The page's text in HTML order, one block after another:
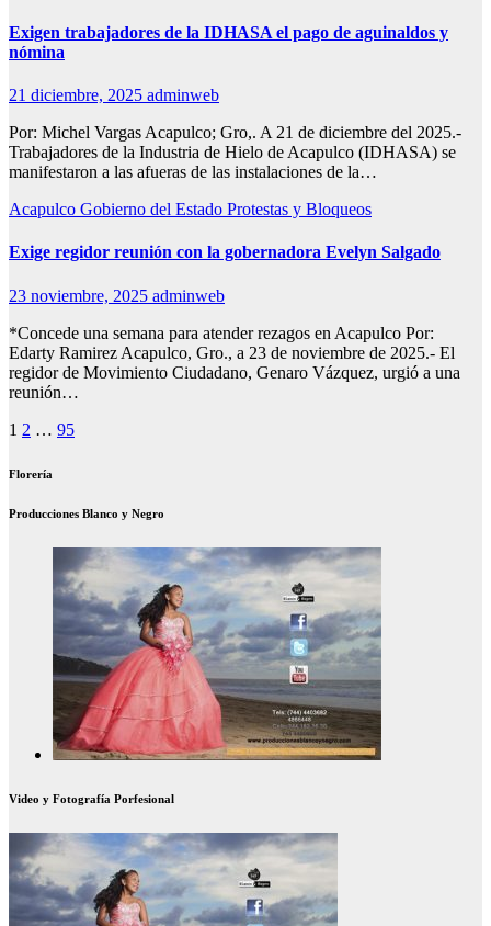
Exigen trabajadores de la IDHASA el pago de aguinaldos y
nómina
21 diciembre, 2025 adminweb
Por: Michel Vargas Acapulco; Gro,. A 21 de diciembre del 2025.-
Trabajadores de la Industria de Hielo de Acapulco (IDHASA) se
manifestaron a las afueras de las instalaciones de la…
Acapulco Gobierno del Estado Protestas y Bloqueos
Exige regidor reunión con la gobernadora Evelyn Salgado
23 noviembre, 2025 adminweb
*Concede una semana para atender rezagos en Acapulco Por:
Edarty Ramirez Acapulco, Gro., a 23 de noviembre de 2025.- El
regidor de Movimiento Ciudadano, Genaro Vázquez, urgió a una
reunión…
Paginación
de
1 2 … 95
Florería
Producciones Blanco y Negro
Video y Fotografía Porfesional